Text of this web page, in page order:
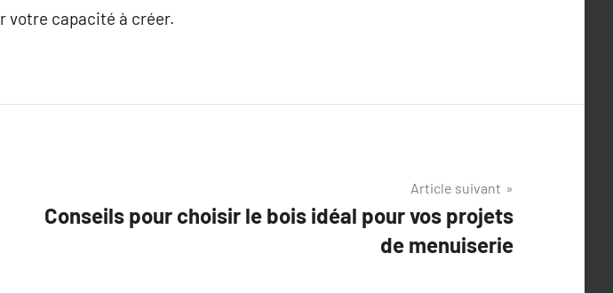
votre capacité à créer.
Article suivant
Conseils pour choisir le bois idéal pour vos projets
de menuiserie